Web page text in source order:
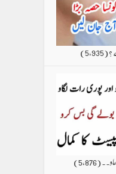
؟(5,935)
(5,876)